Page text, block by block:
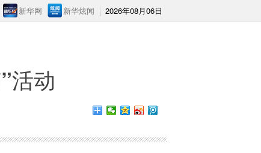
2026年08月06日
新华炫闻
新华网
活动